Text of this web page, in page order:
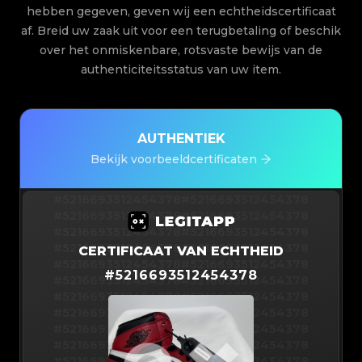
hebben gegeven, geven wij een echtheidscertificaat
af. Breid uw zaak uit voor een terugbetaling of beschik
over het onmiskenbare, rotsvaste bewijs van de
authenticiteitsstatus van uw item.
AUTHENTIEK
Bekijk voorbeeldcertificaten
#5216693512454378#5216693512454378
#5216693512454378#5216693512454378
#5216693512454378#5216693512454378
#5216693512454378#5216693512454378
#5216693512454378#5216693512454378
#5216693512454378#5216693512454378
#5216693512454378
#5216693512454378
#5216693512454378#5216693512454378
CERTIFICAAT VAN ECHTHEID
#5216693512454378